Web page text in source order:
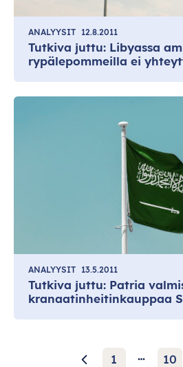
ANALYYSIT 12.8.2011
Tutkiva juttu: Libyassa
rypälepommeilla ei
ANALYYSIT 13.5.2011
Tutkiva juttu: Patria
kranaatinheitinkauppaa
1 … 10